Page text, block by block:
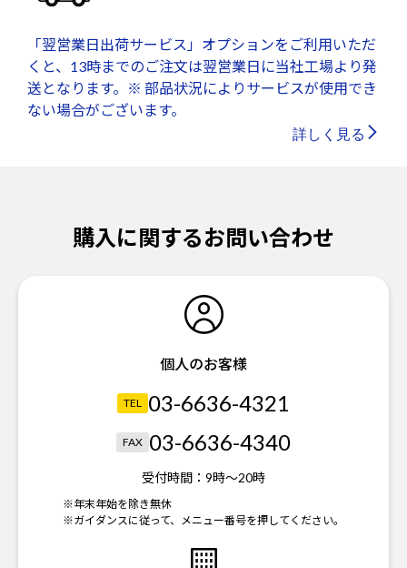
「翌営業日出荷サービス」オプションをご利用いただ
くと、13時までのご注文は翌営業日に当社工場より発
送となります。※ 部品状況によりサービスが使用でき
ない場合がございます。
詳しく見る
購入に関するお問い合わせ
個人のお客様
TEL 03-6636-4321
FAX 03-6636-4340
受付時間： 9時～20時
※年末年始を除き無休
※ガイダンスに従って、メニュー番号を押してください。